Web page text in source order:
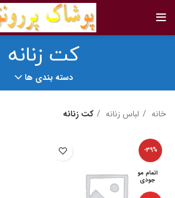
کت زنانه
دسته بندی ها
خانه لباس زنانه کت زنانه
-39%
اتمام مو
جودی